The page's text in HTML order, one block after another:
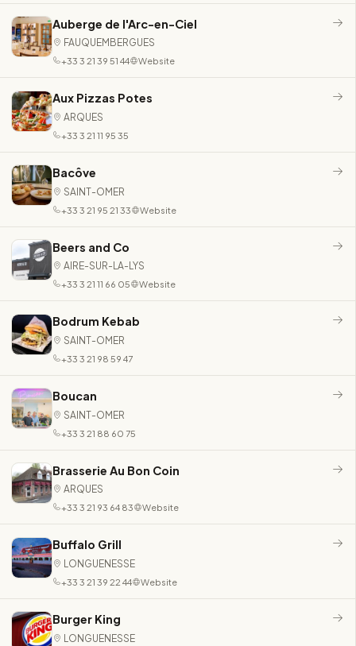
Auberge de l'Arc-en-Ciel
FAUQUEMBERGUES
+33 3 21 39 51 44 Website
Aux Pizzas Potes
ARQUES
+33 3 21 11 95 35
Bacôve
SAINT-OMER
+33 3 21 95 21 33 Website
Beers and Co
AIRE-SUR-LA-LYS
+33 3 21 11 66 05 Website
Bodrum Kebab
SAINT-OMER
+33 3 21 98 59 47
Boucan
SAINT-OMER
+33 3 21 88 60 75
Brasserie Au Bon Coin
ARQUES
+33 3 21 93 64 83 Website
Buffalo Grill
LONGUENESSE
+33 3 21 39 22 44 Website
Burger King
LONGUENESSE